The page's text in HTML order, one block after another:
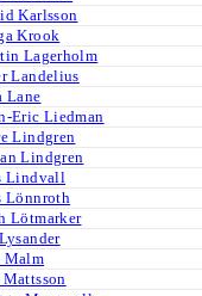
Karlsson
Krook
Lagerholm
Landelius
Lane
Eric Liedman
Lindgren
Lindgren
Lindvall
Lönnroth
Lötmarker
Malm